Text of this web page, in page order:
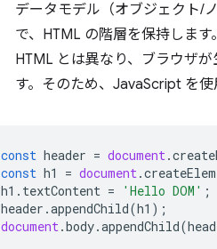
データモデル（オブジェクト/
で、HTML の階層を保持しま
HTML とは異なり、ブラウザ
す。そのため、JavaScript を
const header = document.
const h1 = document.
h1 . textContent = 'Hello DOM' ;
header .appendChild(h1 );
document.body.appendChild(